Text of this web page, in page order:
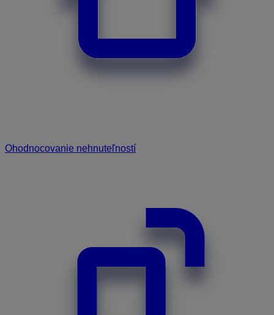
Ohodnocovanie nehnuteľností